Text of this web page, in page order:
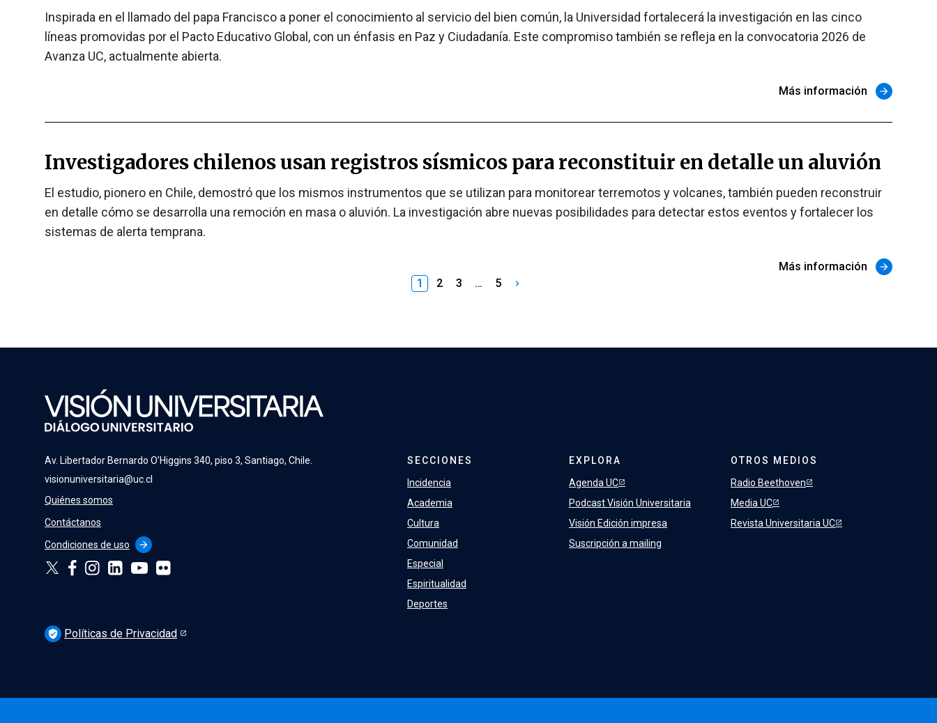
Inspirada en el llamado del papa Francisco a poner el conocimiento al servicio del bien común, la Universidad fortalecerá la investigación en las cinco
líneas promovidas por el Pacto Educativo Global, con un énfasis en Paz y Ciudadanía. Este compromiso también se refleja en la convocatoria 2026 de
Avanza UC, actualmente abierta.
Más información arrow_forward
Investigadores chilenos usan registros sísmicos para reconstituir en detalle un aluvión
El estudio, pionero en Chile, demostró que los mismos instrumentos que se utilizan para monitorear terremotos y volcanes, también pueden reconstruir
en detalle cómo se desarrolla una remoción en masa o aluvión. La investigación abre nuevas posibilidades para detectar estos eventos y fortalecer los
sistemas de alerta temprana.
Más información arrow_forward
Paginación
entradas
1 2 3 … 5 keyboard_arrow_right
Av. Libertador Bernardo O’Higgins 340, piso 3, Santiago, Chile.
visionuniversitaria@uc.cl
Quiénes somos
Contáctanos
Condiciones de uso
arrow_forward
SECCIONES
Incidencia
Academia
Cultura
Comunidad
Especial
Espiritualidad
Deportes
EXPLORA
Agenda UC
Podcast Visión Universitaria
Visión Edición impresa
Suscripción a mailing
OTROS MEDIOS
Radio Beethoven
Media UC
Revista Universitaria UC
verified_user Políticas de Privacidad